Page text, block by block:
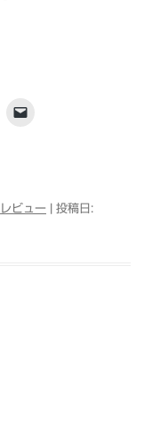
レビュー | 投稿日: